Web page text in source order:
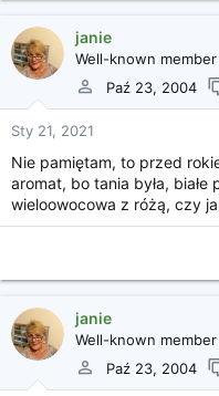
janie
Well-known member
Paź 23, 2004
Sty 21, 2021
Nie pamiętam, to przed
aromat, bo tania była, białe
wieloowocowa z różą, czy
janie
Well-known member
Paź 23, 2004